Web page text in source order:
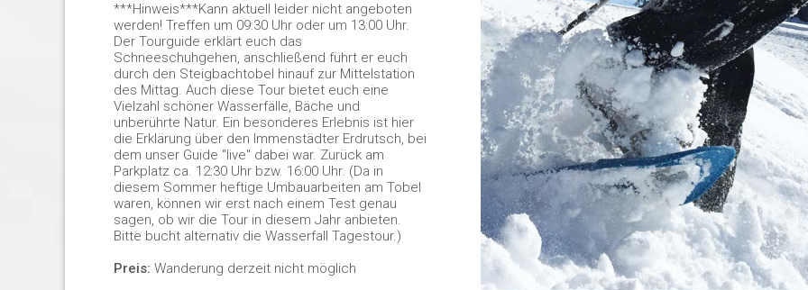
***Hinweis***Kann aktuell leider nicht angeboten
werden! Treffen um 09:30 Uhr oder um 13:00 Uhr.
Der Tourguide erklärt euch das
Schneeschuhgehen, anschließend führt er euch
durch den Steigbachtobel hinauf zur Mittelstation
des Mittag. Auch diese Tour bietet euch eine
Vielzahl schöner Wasserfälle, Bäche und
unberührte Natur. Ein besonderes Erlebnis ist hier
die Erklärung über den Immenstädter Erdrutsch, bei
dem unser Guide "live" dabei war. Zurück am
Parkplatz ca. 12:30 Uhr bzw. 16:00 Uhr. (Da in
diesem Sommer heftige Umbauarbeiten am Tobel
waren, können wir erst nach einem Test genau
sagen, ob wir die Tour in diesem Jahr anbieten.
Bitte bucht alternativ die Wasserfall Tagestour.)
Preis: Wanderung derzeit nicht möglich